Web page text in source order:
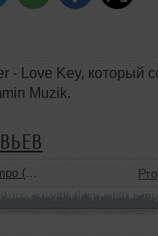
- Love Key, который
Muzik.
Mix)